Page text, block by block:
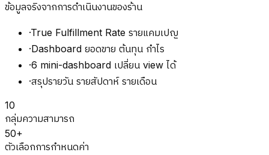
ข้อมูลจริงจากการดำเนินงานของร้าน
·True Fulfillment Rate รายแคมเปญ
·Dashboard ยอดขาย ต้นทุน กำไร
·6 mini-dashboard เปลี่ยน view ได้
·สรุปรายวัน รายสัปดาห์ รายเดือน
10
กลุ่มความสามารถ
50+
ตัวเลือกการกำหนดค่า